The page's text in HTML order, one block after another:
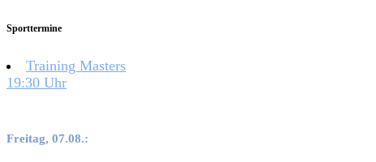
Sporttermine
Training Masters
19:30 Uhr
Freitag, 07.08.: